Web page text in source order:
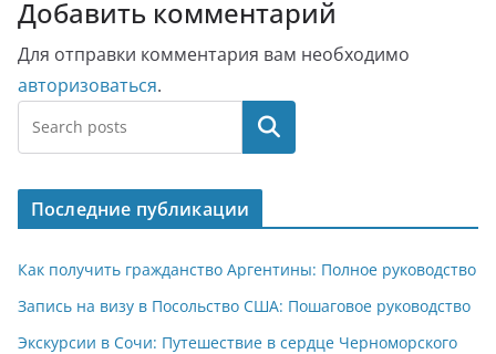
Добавить комментарий
Для отправки комментария вам необходимо
авторизоваться.
Поиск
Последние публикации
Как получить гражданство Аргентины: Полное руководство
Запись на визу в Посольство США: Пошаговое руководство
Экскурсии в Сочи: Путешествие в сердце Черноморского